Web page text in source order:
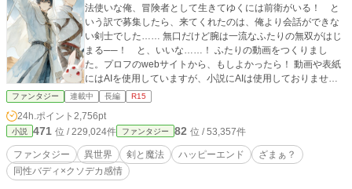
法使いな俺、冒険者として生きてゆくには前衛がいる！ と
いう訳で募集したら、来てくれたのは、俺より会話ができな
い剣士でした…… 無口だけど腕は一流なふたりの無双がはじ
まる──！ と、いいな……！ ふたりの動画をつくりまし
た。プロフのwebサイトから、もしよかったら！ 動画や表紙
にはAIを使用していますが、小説にAIは使用しておりません
設定、構想、文章、校正、検索や資料集めも、よく被る命名
も（笑）すべて * ゆるゆ です！
ファンタジー 連載中 長編 R15
24h.ポイント 2,756pt
小説 471 位 / 229,024件 ファンタジー 82 位 / 53,357件
ファンタジー 異世界 剣と魔法 ハッピーエンド
ざまぁ？
同性バディ×クソデカ感情